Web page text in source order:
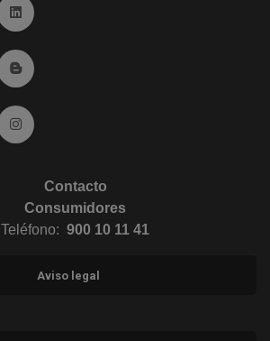
Ir a Linkedin (abre en ventana nueva)
Ir al Blog (abre en ventana nueva)
Ir a Instagram (abre en ventana nueva)
Contacto
Consumidores
Teléfono: 900 10 11 41
Aviso legal